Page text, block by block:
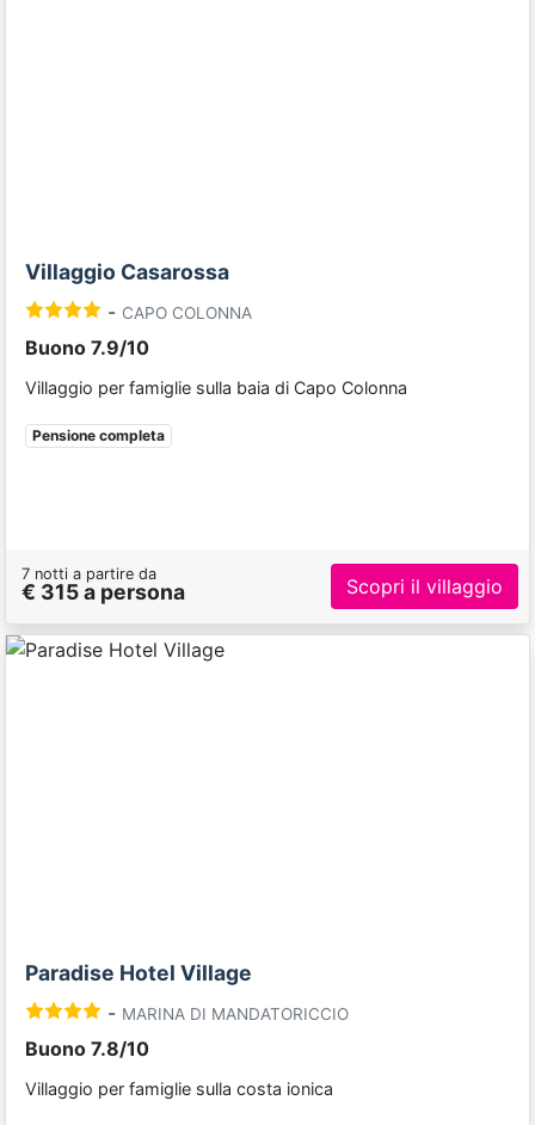
Villaggio Casarossa
- CAPO COLONNA
Buono 7.9/10
Villaggio per famiglie sulla baia di Capo Colonna
Pensione completa
7 notti a partire da
€ 315 a persona Scopri il villaggio
Paradise Hotel Village
- MARINA DI MANDATORICCIO
Buono 7.8/10
Villaggio per famiglie sulla costa ionica